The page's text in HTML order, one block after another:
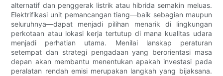
alternatif dan penggerak listrik atau hibrida semakin meluas.
Elektrifikasi unit pemancangan tiang—baik sebagian maupun
seluruhnya—dapat menjadi pilihan menarik di lingkungan
perkotaan atau lokasi kerja tertutup di mana kualitas udara
menjadi perhatian utama. Menilai lanskap peraturan
setempat dan strategi pengadaan yang berorientasi masa
depan akan membantu menentukan apakah investasi pada
peralatan rendah emisi merupakan langkah yang bijaksana.